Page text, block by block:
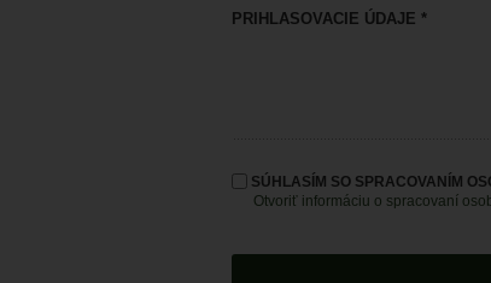
PRIHLASOVACIE ÚDAJE *
SÚHLASÍM SO SPRACOVANÍM
Otvoriť informáciu o spracovaní